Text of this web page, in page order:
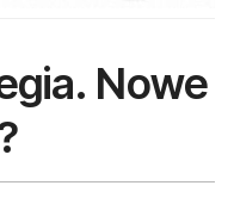
Nowe